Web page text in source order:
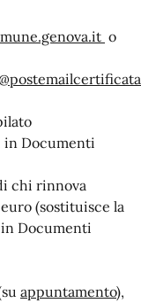
o
in Documenti
chi rinnova
(sostituisce la
Documenti
appuntamento),